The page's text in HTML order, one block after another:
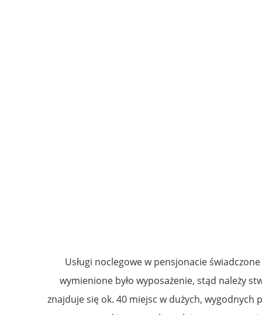
Usługi noclegowe w pensjonacie
wymienione było wyposażenie, stąd należy
znajduje się ok. 40 miejsc w dużych, wygodnych